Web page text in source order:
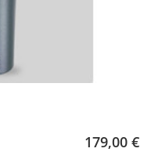
179,00 €